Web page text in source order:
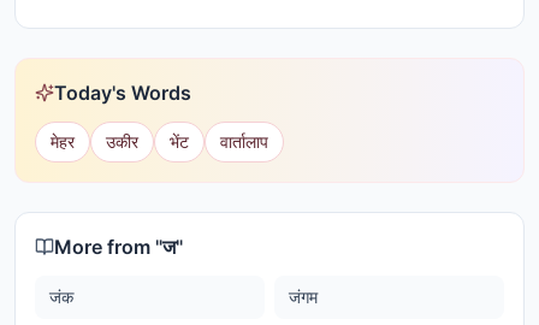
Today's Words
मेहर उकीर भेंट वार्तालाप
More from "ज"
जंक जंगम